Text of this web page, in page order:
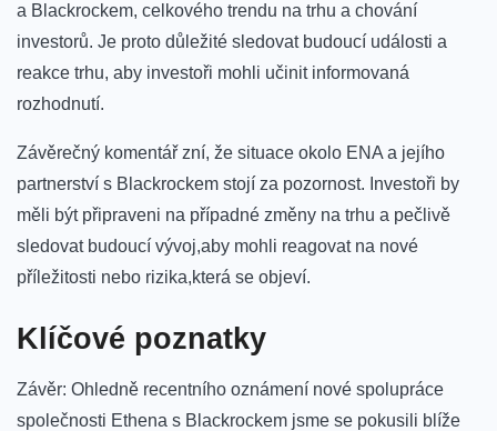
a Blackrockem, celkového ⁢trendu na ​trhu​ a chování
investorů. Je proto důležité sledovat budoucí události a​
reakce trhu, aby investoři mohli učinit informovaná ​
rozhodnutí.
Závěrečný komentář zní, že situace okolo ENA a jejího
partnerství s‌ Blackrockem stojí⁢ za ‍pozornost. ⁢Investoři by​
měli⁤ být připraveni ⁣na případné změny ‌na‌ trhu a pečlivě
sledovat budoucí vývoj,aby mohli⁣ reagovat⁣ na⁢ nové
příležitosti nebo rizika,která se‌ objeví.
Klíčové⁤ poznatky
Závěr: Ohledně recentního oznámení nové spolupráce
společnosti Ethena ‌s Blackrockem jsme‌ se pokusili blíže